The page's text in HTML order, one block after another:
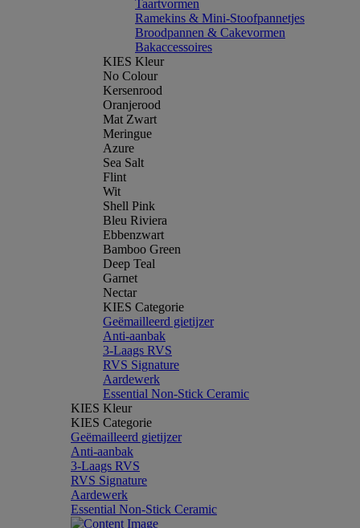
Taartvormen
Ramekins & Mini-Stoofpannetjes
Broodpannen & Cakevormen
Bakaccessoires
KIES Kleur
No Colour
Kersenrood
Oranjerood
Mat Zwart
Meringue
Azure
Sea Salt
Flint
Wit
Shell Pink
Bleu Riviera
Ebbenzwart
Bamboo Green
Deep Teal
Garnet
Nectar
KIES Categorie
Geëmailleerd gietijzer
Anti-aanbak
3-Laags RVS
RVS Signature
Aardewerk
Essential Non-Stick Ceramic
KIES Kleur
KIES Categorie
Geëmailleerd gietijzer
Anti-aanbak
3-Laags RVS
RVS Signature
Aardewerk
Essential Non-Stick Ceramic